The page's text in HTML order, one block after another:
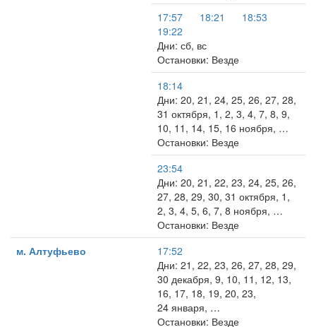
17:57
18:21
18:53
19:22
Дни: сб, вс
Остановки: Везде
18:14
Дни: 20, 21, 24, 25, 26, 27, 28,
31 октября, 1, 2, 3, 4, 7, 8, 9,
10, 11, 14, 15, 16 ноября, …
Остановки: Везде
23:54
Дни: 20, 21, 22, 23, 24, 25, 26,
27, 28, 29, 30, 31 октября, 1,
2, 3, 4, 5, 6, 7, 8 ноября, …
Остановки: Везде
м. Алтуфьево
17:52
Дни: 21, 22, 23, 26, 27, 28, 29,
30 декабря, 9, 10, 11, 12, 13,
16, 17, 18, 19, 20, 23,
24 января, …
Остановки: Везде